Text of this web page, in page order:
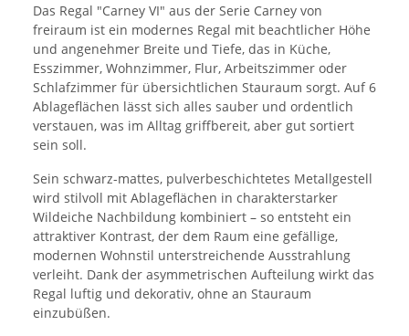
Das Regal "Carney VI" aus der Serie Carney von
freiraum ist ein modernes Regal mit beachtlicher Höhe
und angenehmer Breite und Tiefe, das in Küche,
Esszimmer, Wohnzimmer, Flur, Arbeitszimmer oder
Schlafzimmer für übersichtlichen Stauraum sorgt. Auf 6
Ablageflächen lässt sich alles sauber und ordentlich
verstauen, was im Alltag griffbereit, aber gut sortiert
sein soll.
Sein schwarz-mattes, pulverbeschichtetes Metallgestell
wird stilvoll mit Ablageflächen in charakterstarker
Wildeiche Nachbildung kombiniert – so entsteht ein
attraktiver Kontrast, der dem Raum eine gefällige,
modernen Wohnstil unterstreichende Ausstrahlung
verleiht. Dank der asymmetrischen Aufteilung wirkt das
Regal luftig und dekorativ, ohne an Stauraum
einzubüßen.